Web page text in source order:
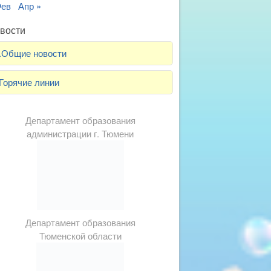
Апр »
.Общие новости
Горячие линии
Департамент образования
администрации г. Тюмени
Департамент образования
Тюменской области